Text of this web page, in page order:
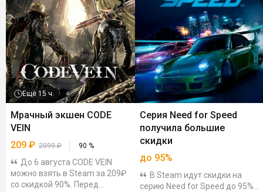
Ещё 15 ч.
Мрачный экшен CODE
VEIN
209 ₽ 2099₽ 90 %
До 6 августа CODE VEIN
можно взять в Steam за 209₽
со скидкой 90%. Перед
Серия Need for Speed
получила большие
скидки
до 95%
В Steam идут скидки на
серию Need for Speed до 95%